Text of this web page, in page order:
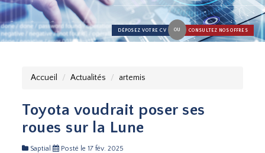
DÉPOSEZ VOTRE CV OU CONSULTEZ NOS OFFRES
Accueil Actualités artemis
Toyota voudrait poser ses
roues sur la Lune
Saptial Posté le 17 fév. 2025